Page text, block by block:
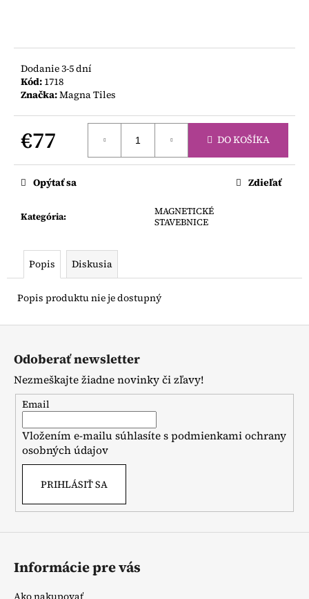
Dodanie 3-5 dní
Kód: 1718
Značka:Magna Tiles
€77
cena:
DO KOŠÍKA
Kategória:
MAGNETICKÉ
STAVEBNICE
Opýtať sa Zdieľať
Popis Diskusia
Popis produktu nie je dostupný
Z
Odoberať newsletter
Nezmeškajte žiadne novinky či zľavy!
Email
Vložením e-mailu súhlasíte spodmienkami ochrany
osobných údajov
PRIHLÁSIŤ SA
Informácie pre vás
Ako nakupovať